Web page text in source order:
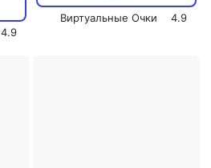
4.9
Виртуальные Очки
4.9